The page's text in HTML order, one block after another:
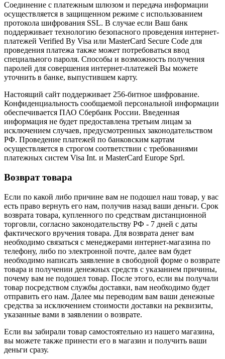
Соединение с платежным шлюзом и передача информации
осуществляется в защищенном режиме с использованием
протокола шифрования SSL. В случае если Ваш банк
поддерживает технологию безопасного проведения интернет-
платежей Verified By Visa или MasterCard Secure Code для
проведения платежа также может потребоваться ввод
специального пароля. Способы и возможность получения
паролей для совершения интернет-платежей Вы можете
уточнить в банке, выпустившем карту.
Настоящий сайт поддерживает 256-битное шифрование.
Конфиденциальность сообщаемой персональной информации
обеспечивается ПАО Сбербанк России. Введенная
информация не будет предоставлена третьим лицам за
исключением случаев, предусмотренных законодательством
РФ. Проведение платежей по банковским картам
осуществляется в строгом соответствии с требованиями
платежных систем Visa Int. и MasterCard Europe Sprl.
Возврат товара
Если по какой либо причине вам не подошел наш товар, у вас
есть право вернуть его нам, получив назад ваши деньги. Срок
возврата товара, купленного по средствам дистанционной
торговли, согласно законодательству РФ - 7 дней с даты
фактического вручения товара. Для возврата денег вам
необходимо связаться с менеджерами интернет-магазина по
телефону, либо по электронной почте, далее вам будет
необходимо написать заявление в свободной форме о возврате
товара и получении денежных средств с указанием причины,
почему вам не подошел товар. После этого, если вы получали
товар посредством службы доставки, вам необходимо будет
отправить его нам. Далее мы переводим вам ваши денежные
средства за исключением стоимости доставки на реквизиты,
указанные вами в заявлении о возврате.
Если вы забирали товар самостоятельно из нашего магазина,
вы можете также принести его в магазин и получить ваши
деньги сразу.